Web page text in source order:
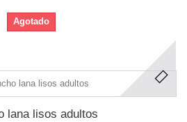
Agotado
lana lisos adultos